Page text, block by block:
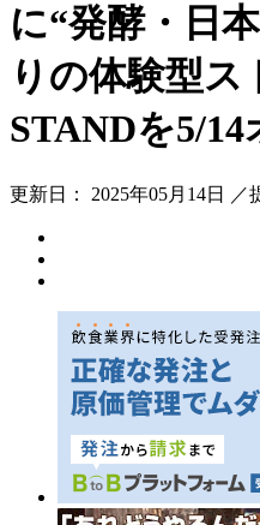
に“発酵・日
りの体験型ス
STANDを5/14
更新日： 2025年05月14日 ／